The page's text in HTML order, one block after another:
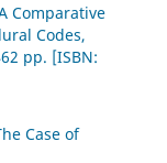
Comparative
Codes,
pp. [ISBN:
Case of